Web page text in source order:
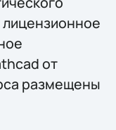
от
размещены